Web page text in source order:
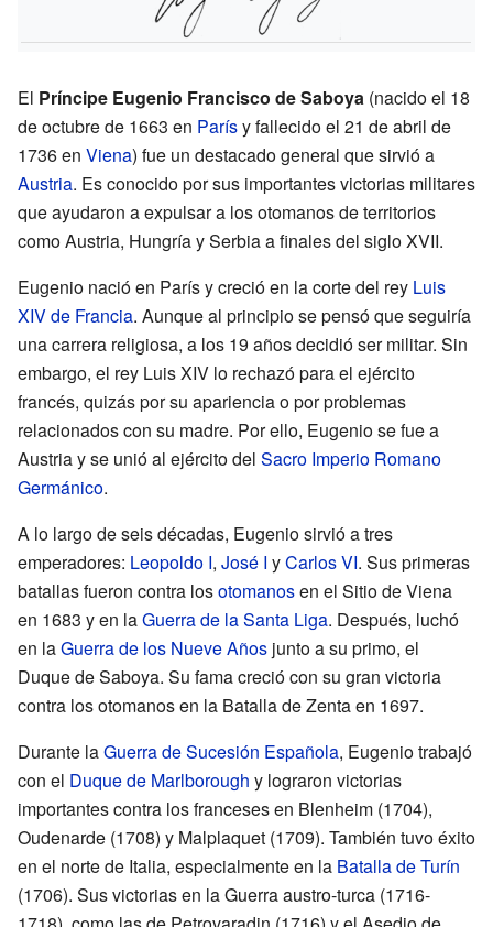
El Príncipe Eugenio Francisco de Saboya (nacido el 18
de octubre de 1663 en Parísy fallecido el 21 de abril de
1736 en Viena) fue un destacado general que sirvió a
Austria. Es conocido por sus importantes victorias militares
que ayudaron a expulsar a los otomanos de territorios
como Austria, Hungría y Serbia a finales del siglo XVII.
Eugenio nació en París y creció en la corte del rey Luis
XIV de Francia. Aunque al principio se pensó que seguiría
una carrera religiosa, a los 19 años decidió ser militar. Sin
embargo, el rey Luis XIV lo rechazó para el ejército
francés, quizás por su apariencia o por problemas
relacionados con su madre. Por ello, Eugenio se fue a
Austria y se unió al ejército del Sacro Imperio Romano
Germánico.
A lo largo de seis décadas, Eugenio sirvió a tres
emperadores: Leopoldo I, José I yCarlos VI. Sus primeras
batallas fueron contra losotomanosen el Sitio de Viena
en 1683 y en laGuerra de la Santa Liga. Después, luchó
en laGuerra de los Nueve Años junto a su primo, el
Duque de Saboya. Su fama creció con su gran victoria
contra los otomanos en la Batalla de Zenta en 1697.
Durante laGuerra de Sucesión Española, Eugenio trabajó
con el Duque de Marlborough y lograron victorias
importantes contra los franceses en Blenheim (1704),
Oudenarde (1708) y Malplaquet (1709). También tuvo éxito
en el norte de Italia, especialmente en la Batalla de Turín
(1706). Sus victorias en la Guerra austro-turca (1716-